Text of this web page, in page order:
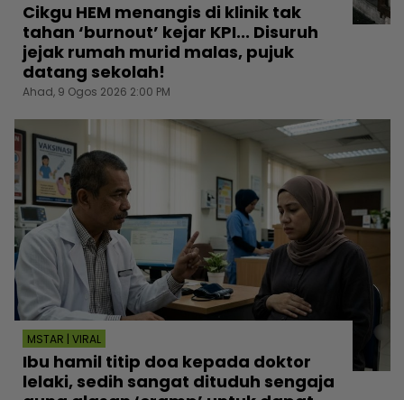
Cikgu HEM menangis di klinik tak
tahan ‘burnout’ kejar KPI... Disuruh
jejak rumah murid malas, pujuk
datang sekolah!
Ahad, 9 Ogos 2026 2:00 PM
MSTAR | VIRAL
Ibu hamil titip doa kepada doktor
lelaki, sedih sangat dituduh sengaja